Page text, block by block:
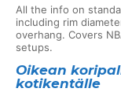
All the info on
including rim
overhang. Covers
setups.
Oikean
kotikentälle